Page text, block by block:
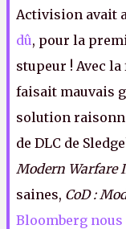
Activision avait
dû, pour la
stupeur ! Avec
faisait mauvais
solution
de DLC de
Modern Warfare
saines, CoD :
Bloomberg nous